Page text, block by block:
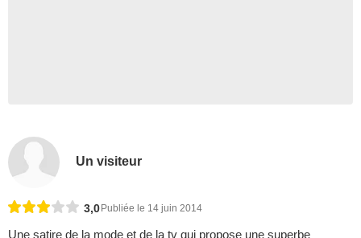
Un visiteur
3,0 Publiée le 14 juin 2014
Une satire de la mode et de la tv qui propose une superbe